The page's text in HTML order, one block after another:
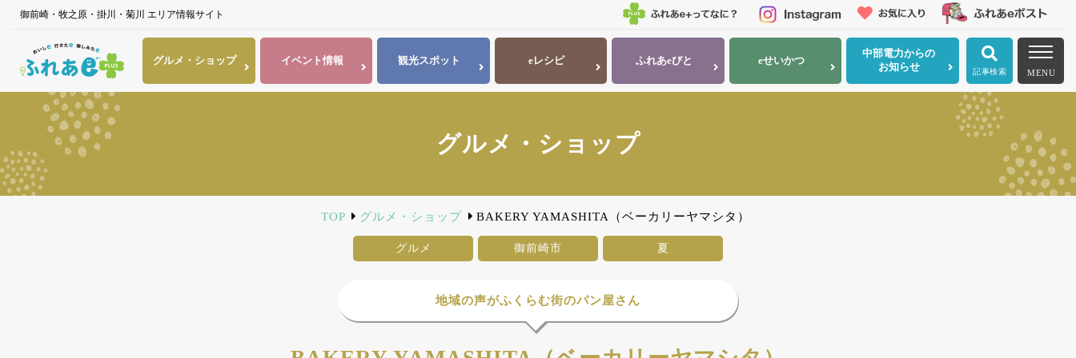
御前崎・牧之原・掛川・菊川 エリア情報サイト
グルメ・ ショップ イベント情報 観光スポット eレシピ ふれあeびと eせいかつ
中部電力からの
お知らせ
記事検索 MENU
グルメ・ショップ
TOP グルメ・ショップ BAKERY YAMASHITA（ベーカリーヤマシタ）
グルメ 御前崎市 夏
地域の声がふくらむ街のパン屋さん